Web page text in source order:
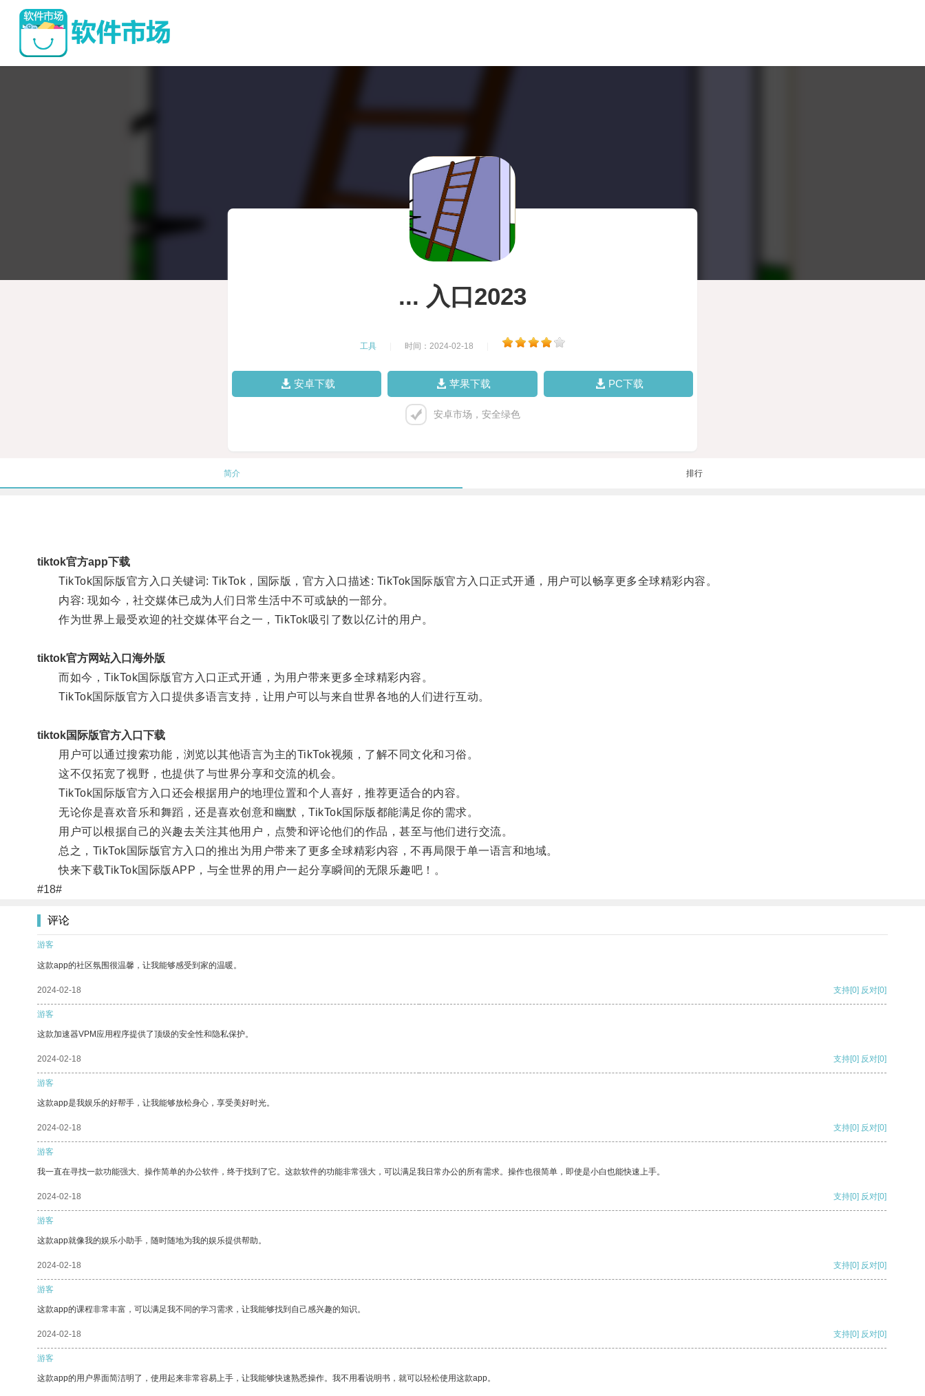
... 入口2023
工具 时间：2024-02-18
安卓下载 苹果下载 PC下载
安卓市场，安全绿色
简介 排行
tiktok官方app下载
TikTok国际版官方入口关键词: TikTok，国际版，官方入口描述: TikTok国际版官方入口正式开通，用户可以畅享更多全球精彩内容。
内容: 现如今，社交媒体已成为人们日常生活中不可或缺的一部分。
作为世界上最受欢迎的社交媒体平台之一，TikTok吸引了数以亿计的用户。
tiktok官方网站入口海外版
而如今，TikTok国际版官方入口正式开通，为用户带来更多全球精彩内容。
TikTok国际版官方入口提供多语言支持，让用户可以与来自世界各地的人们进行互动。
tiktok国际版官方入口下载
用户可以通过搜索功能，浏览以其他语言为主的TikTok视频，了解不同文化和习俗。
这不仅拓宽了视野，也提供了与世界分享和交流的机会。
TikTok国际版官方入口还会根据用户的地理位置和个人喜好，推荐更适合的内容。
无论你是喜欢音乐和舞蹈，还是喜欢创意和幽默，TikTok国际版都能满足你的需求。
用户可以根据自己的兴趣去关注其他用户，点赞和评论他们的作品，甚至与他们进行交流。
总之，TikTok国际版官方入口的推出为用户带来了更多全球精彩内容，不再局限于单一语言和地域。
快来下载TikTok国际版APP，与全世界的用户一起分享瞬间的无限乐趣吧！。
#18#
评论
游客
这款app的社区氛围很温馨，让我能够感受到家的温暖。
2024-02-18 支持[0] 反对[0]
游客
这款加速器VPM应用程序提供了顶级的安全性和隐私保护。
2024-02-18 支持[0] 反对[0]
游客
这款app是我娱乐的好帮手，让我能够放松身心，享受美好时光。
2024-02-18 支持[0] 反对[0]
游客
我一直在寻找一款功能强大、操作简单的办公软件，终于找到了它。这款软件的功能非常强大，可以满足我日常办公的所有需求。操作也很简单，即使是小白也能快速上手。
2024-02-18 支持[0] 反对[0]
游客
这款app就像我的娱乐小助手，随时随地为我的娱乐提供帮助。
2024-02-18 支持[0] 反对[0]
游客
这款app的课程非常丰富，可以满足我不同的学习需求，让我能够找到自己感兴趣的知识。
2024-02-18 支持[0] 反对[0]
游客
这款app的用户界面简洁明了，使用起来非常容易上手，让我能够快速熟悉操作。我不用看说明书，就可以轻松使用这款app。